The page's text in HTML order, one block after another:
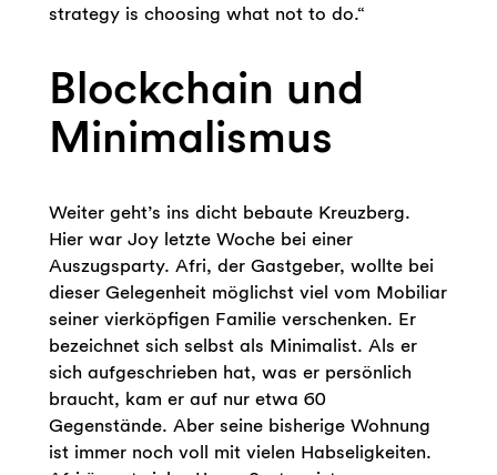
strategy is choosing what not to do.“
Blockchain und
Minimalismus
Weiter geht’s ins dicht bebaute Kreuzberg.
Hier war Joy letzte Woche bei einer
Auszugsparty. Afri, der Gastgeber, wollte bei
dieser Gelegenheit möglichst viel vom Mobiliar
seiner vierköpfigen Familie verschenken. Er
bezeichnet sich selbst als Minimalist. Als er
sich aufgeschrieben hat, was er persönlich
braucht, kam er auf nur etwa 60
Gegenstände. Aber seine bisherige Wohnung
ist immer noch voll mit vielen Habseligkeiten.